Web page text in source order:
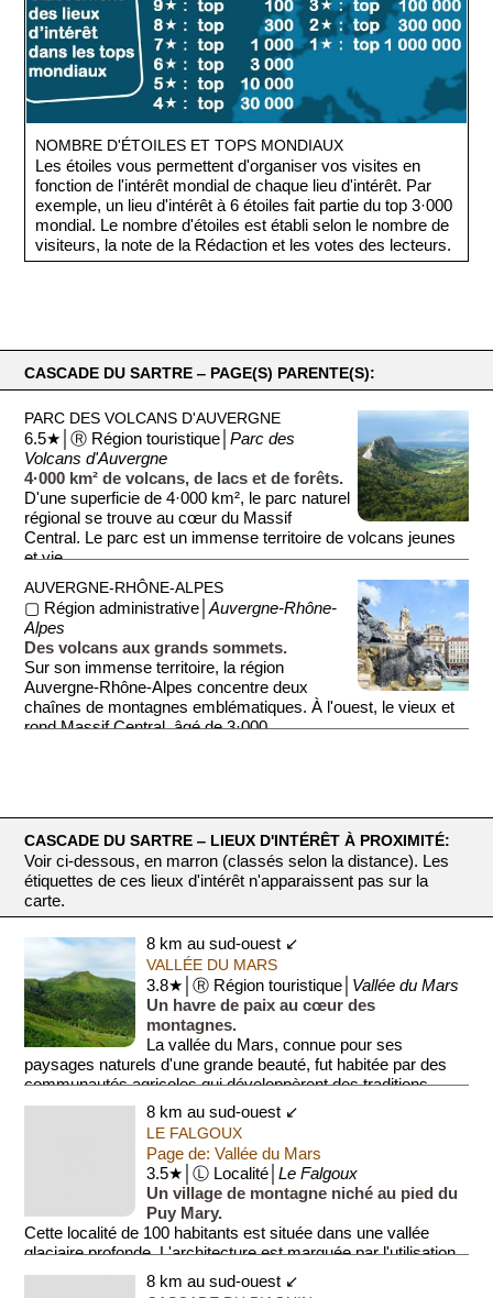
NOMBRE D'ÉTOILES ET TOPS MONDIAUX
Les étoiles vous permettent d'organiser vos visites en
fonction de l'intérêt mondial de chaque lieu d'intérêt. Par
exemple, un lieu d'intérêt à 6 étoiles fait partie du top 3·000
mondial. Le nombre d'étoiles est établi selon le nombre de
visiteurs, la note de la Rédaction et les votes des lecteurs.
CASCADE DU SARTRE ‒ PAGE(S) PARENTE(S):
PARC DES VOLCANS D'AUVERGNE
6.5★│Ⓡ Région touristique│Parc des
Volcans d'Auvergne
4·000 km² de volcans, de lacs et de forêts.
D'une superficie de 4·000 km², le parc naturel
régional se trouve au cœur du Massif
Central. Le parc est un immense territoire de volcans jeunes
et vie...
AUVERGNE-RHÔNE-ALPES
▢ Région administrative│Auvergne-Rhône-
Alpes
Des volcans aux grands sommets.
Sur son immense territoire, la région
Auvergne-Rhône-Alpes concentre deux
chaînes de montagnes emblématiques. À l'ouest, le vieux et
rond Massif Central, âgé de 3·000...
CASCADE DU SARTRE ‒ LIEUX D'INTÉRÊT À PROXIMITÉ:
Voir ci-dessous, en marron (classés selon la distance). Les
étiquettes de ces lieux d'intérêt n'apparaissent pas sur la
carte.
8 km au sud-ouest ↙
VALLÉE DU MARS
3.8★│Ⓡ Région touristique│ Vallée du Mars
Un havre de paix au cœur des
montagnes.
La vallée du Mars, connue pour ses
paysages naturels d'une grande beauté, fut habitée par des
communautés agricoles qui développèrent des traditions
locales ...
8 km au sud-ouest ↙
LE FALGOUX
Page de: Vallée du Mars
3.5★│Ⓛ Localité│Le Falgoux
Un village de montagne niché au pied du
Puy Mary.
Cette localité de 100 habitants est située dans une vallée
glaciaire profonde. L'architecture est marquée par l'utilisation
de la pierre volcanique...8 km au sud-ouest ↙